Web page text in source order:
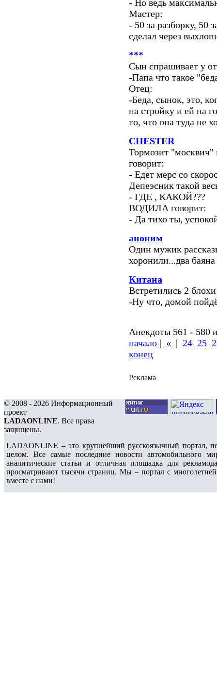
- Но ведь
Мастер:
- 50 за разборку, 50
сделал через
***
Сын спрашивает у
-Папа что такое
Отец:
-Беда, сынок, это,
на стройку и ей на
то, что она туда не
CHESTER
Тормозит
говорит:
- Едет мерс со
Депеэсник такой
- ГДЕ , КАКОЙ???
ВОДИЛА говорит:
- Да тихо ты,
аноним
Один мужик
хоронили...два
Китана
Встретились 2
-Ну что, домой
Анекдоты 561 - 580
начало | « | 24 25
конец
Реклама
© 2008 - 2026 Информационный
проект
LADAONLINE. Все права
защищены.
LADAONLINE – это крупнейший русскоязычный портал,
целом. Все самые последние новости автомобильного
аналитические статьи и отличная площадка для
просматривают тысячи страниц. Мы – портал с
вместе с нами!